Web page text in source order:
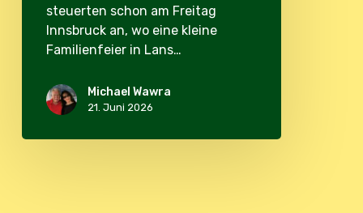
steuerten schon am Freitag
Innsbruck an, wo eine kleine
Familienfeier in Lans…
Michael Wawra
21. Juni 2026